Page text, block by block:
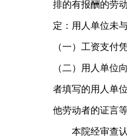
排的有报酬的劳
定：用人单位未
（一）工资支付
（二）用人单位
者填写的用人单
他劳动者的证言
本院经审查